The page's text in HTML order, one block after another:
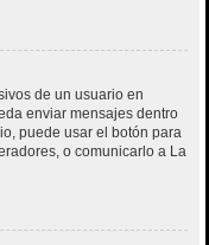
de un usuario en
enviar mensajes dentro
puede usar el botón para
o comunicarlo a La